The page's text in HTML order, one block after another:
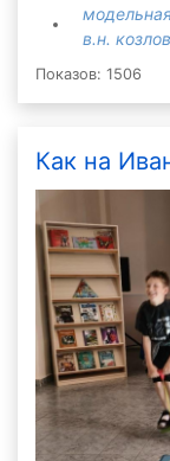
в.н.
Показов: 1506
Как на